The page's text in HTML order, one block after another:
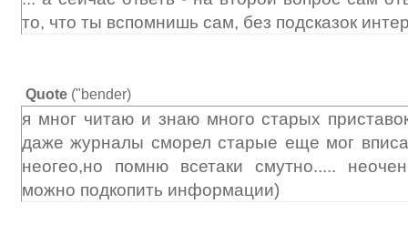
то, что ты вспомнишь сам, без подсказок
Quote ("bender)
я мног читаю и знаю много старых
даже журналы сморел старые еще мог
неогео,но помню всетаки смутно.....
можно подкопить информации)